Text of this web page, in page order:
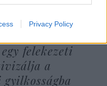
Privacy Policy
felekezeti
a